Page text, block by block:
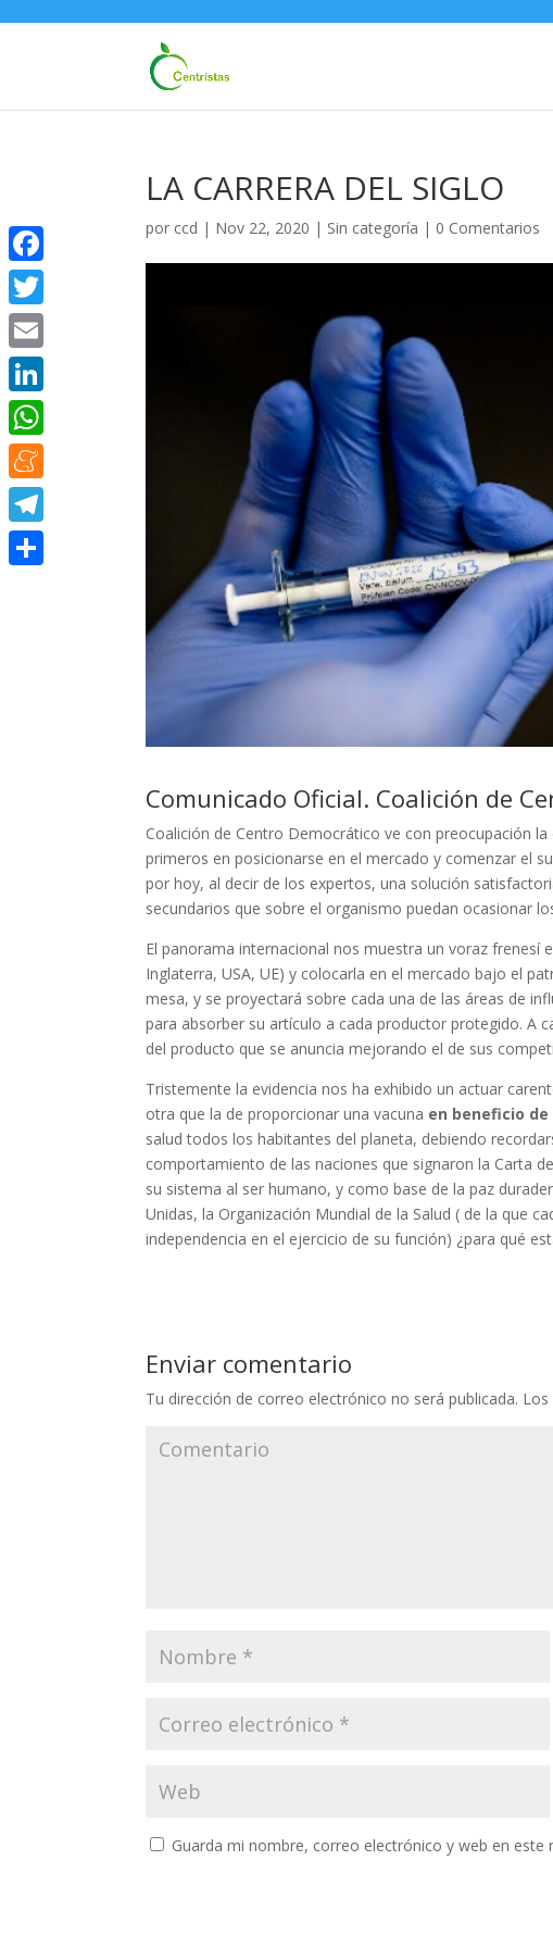
LA CARRERA DEL SIGLO
por ccd | Nov 22, 2020 | Sin categoría | 0 Comentarios
Comunicado Oficial. Coalición de
Coalición de Centro Democrático ve con preocupación
primeros en posicionarse en el mercado y comenzar el
por hoy, al decir de los expertos, una solución
secundarios que sobre el organismo puedan ocasionar
El panorama internacional nos muestra un voraz frenesí
Inglaterra, USA, UE) y colocarla en el mercado bajo el
mesa, y se proyectará sobre cada una de las áreas de
para absorber su artículo a cada productor protegido. A
del producto que se anuncia mejorando el de sus
Tristemente la evidencia nos ha exhibido un actuar
otra que la de proporcionar una vacuna en beneficio
salud todos los habitantes del planeta, debiendo
comportamiento de las naciones que signaron la Carta
su sistema al ser humano, y como base de la paz
Unidas, la Organización Mundial de la Salud ( de la que
independencia en el ejercicio de su función) ¿para qué
Enviar comentario
Tu dirección de correo electrónico no será publicada.
Guarda mi nombre, correo electrónico y web en
Facebook
Twitter
Email
LinkedIn
WhatsApp
Meneame
Telegram